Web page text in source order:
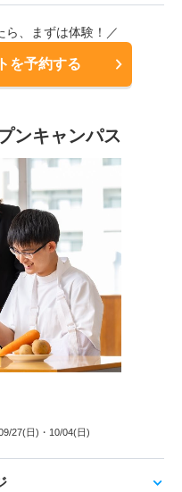
ら、まずは体験！／
を予約する
ンキャンパス
27(日) ・10/04(日)